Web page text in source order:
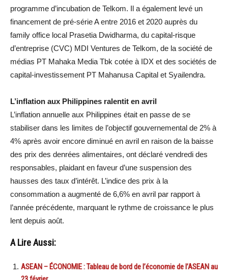
programme d’incubation de Telkom. Il a également levé un
financement de pré-série A entre 2016 et 2020 auprès du
family office local Prasetia Dwidharma, du capital-risque
d’entreprise (CVC) MDI Ventures de Telkom, de la société de
médias PT Mahaka Media Tbk cotée à IDX et des sociétés de
capital-investissement PT Mahanusa Capital et Syailendra.
L’inflation aux Philippines ralentit en avril
L’inflation annuelle aux Philippines était en passe de se
stabiliser dans les limites de l’objectif gouvernemental de 2% à
4% après avoir encore diminué en avril en raison de la baisse
des prix des denrées alimentaires, ont déclaré vendredi des
responsables, plaidant en faveur d’une suspension des
hausses des taux d’intérêt. L’indice des prix à la
consommation a augmenté de 6,6% en avril par rapport à
l’année précédente, marquant le rythme de croissance le plus
lent depuis août.
A Lire Aussi:
ASEAN – ÉCONOMIE : Tableau de bord de l’économie de l’ASEAN au